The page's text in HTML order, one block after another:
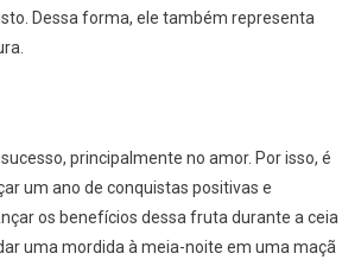
Dessa forma, ele também representa
principalmente no amor. Por isso, é
um ano de conquistas positivas e
os benefícios dessa fruta durante a ceia
uma mordida à meia-noite em uma maçã